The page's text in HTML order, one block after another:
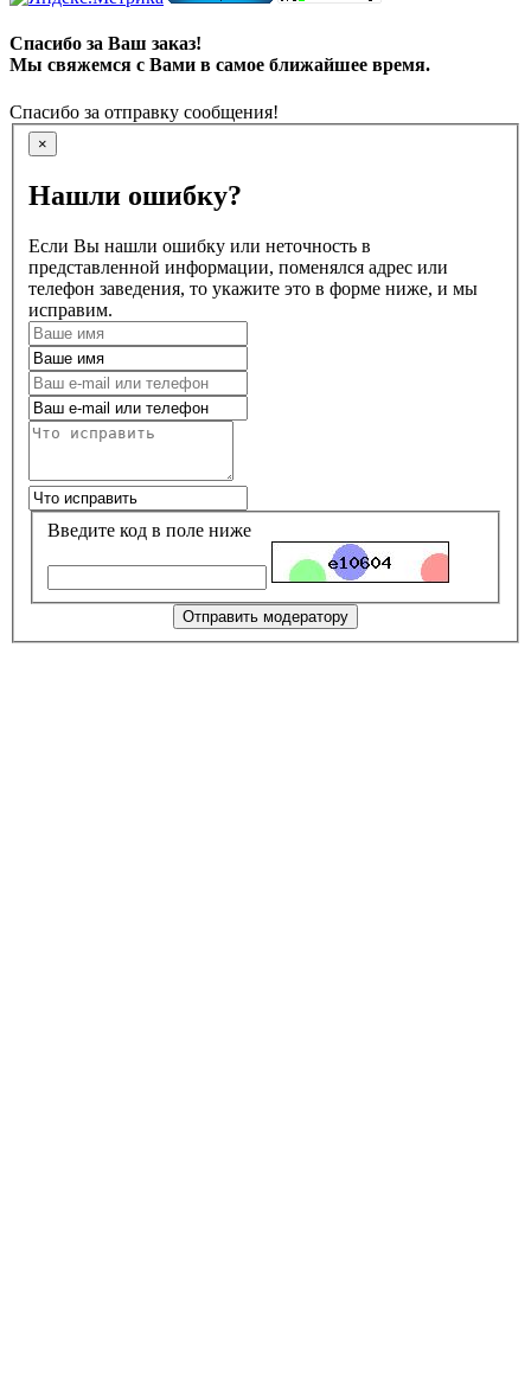
Спасибо за Ваш заказ!
Мы свяжемся с Вами в самое ближайшее время.
Спасибо за отправку сообщения!
×
Нашли ошибку?
Если Вы нашли ошибку или неточность в
представленной информации, поменялся адрес или
телефон заведения, то укажите это в форме ниже, и мы
исправим.
Введите код в поле ниже
Отправить модератору